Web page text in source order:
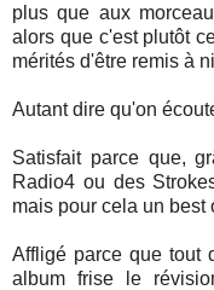
plus que aux
alors que c'est plutôt
mérités d'être remis à
Autant dire qu'on
Satisfait parce que,
Radio4 ou des
mais pour cela un best
Affligé parce que tout
album frise le